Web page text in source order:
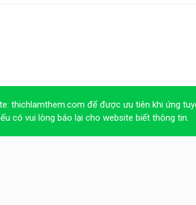
thichlamthem.com để được ưu tiên khi ứng
có vui lòng báo lại cho website biết thông tin.